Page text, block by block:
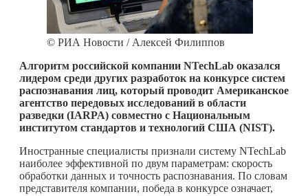
© РИА Новости / Алексей Филиппов
Алгоритм российской компании NTechLab оказался
лидером среди других разработок на конкурсе систем
распознавания лиц, который проводит Американское
агентство передовых исследований в области
разведки (IARPA) совместно с Национальным
институтом стандартов и технологий США (NIST).
Иностранные специалисты признали систему NTechLab
наиболее эффективной по двум параметрам: скорость
обработки данных и точность распознавания. По словам
представителя компании, победа в конкурсе означает,